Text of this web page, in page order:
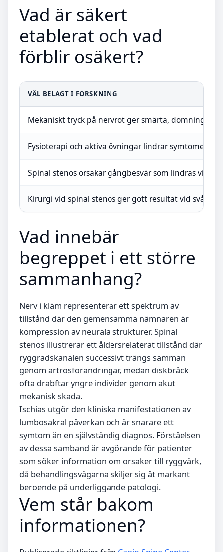
Vad är säkert
etablerat och vad
förblir osäkert?
VÄL BELAGT I FORSKNING
Mekaniskt tryck på nervrot ger smärta, domningar
Fysioterapi och aktiva övningar lindrar symtomen
Spinal stenos orsakar gångbesvär som lindras vid
Kirurgi vid spinal stenos ger gott resultat vid svåra
Vad innebär
begreppet i ett större
sammanhang?
Nerv i kläm representerar ett spektrum av
tillstånd där den gemensamma nämnaren är
kompression av neurala strukturer. Spinal
stenos illustrerar ett åldersrelaterat tillstånd där
ryggradskanalen successivt trängs samman
genom artrosförändringar, medan diskbråck
ofta drabftar yngre individer genom akut
mekanisk skada.
Ischias utgör den kliniska manifestationen av
lumbosakral påverkan och är snarare ett
symtom än en självständig diagnos. Förståelsen
av dessa samband är avgörande för patienter
som söker information om orsaker till ryggvärk,
då behandlingsvägarna skiljer sig åt markant
beroende på underliggande patologi.
Vem står bakom
informationen?